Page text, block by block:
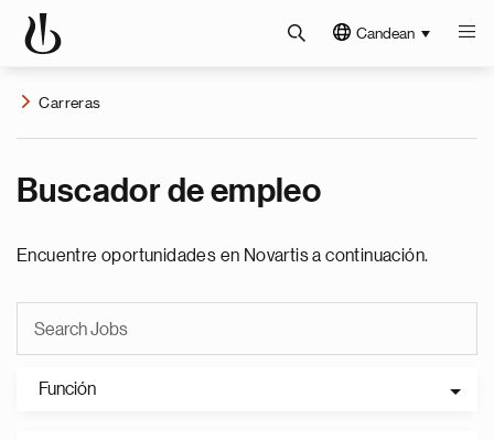
Candean
Carreras
Buscador de empleo
Encuentre oportunidades en Novartis a continuación.
Función